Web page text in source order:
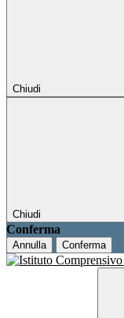
Chiudi
Chiudi
Conferma
Annulla Conferma